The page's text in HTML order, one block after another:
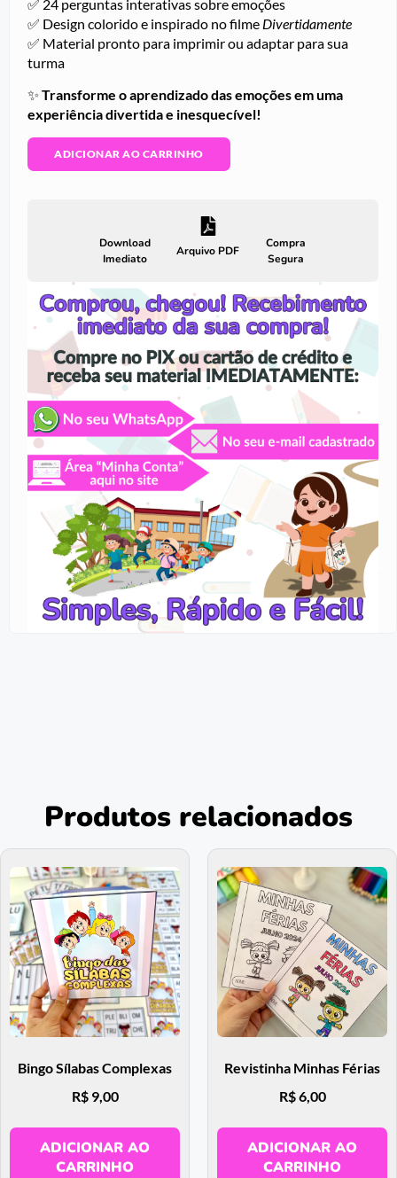
✅ 24 perguntas interativas sobre emoções
✅ Design colorido e inspirado no filme Divertidamente
✅ Material pronto para imprimir ou adaptar para sua
turma
✨ Transforme o aprendizado das emoções em uma
experiência divertida e inesquecível!
ADICIONAR AO CARRINHO
Download
Imediato
Arquivo PDF
Compra
Segura
Produtos relacionados
Bingo Sílabas Complexas
R$9,00
ADICIONAR AO
CARRINHO
Revistinha Minhas Férias
R$6,00
ADICIONAR AO
CARRINHO